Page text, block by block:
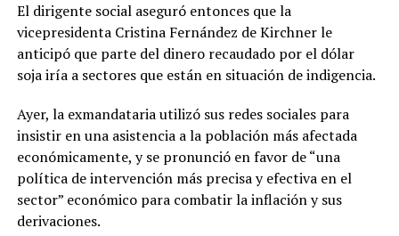
El dirigente social aseguró entonces que la
vicepresidenta Cristina Fernández de Kirchner le
anticipó que parte del dinero recaudado por el dólar
soja iría a sectores que están en situación de indigencia.
Ayer, la exmandataria utilizó sus redes sociales para
insistir en una asistencia a la población más afectada
económicamente, y se pronunció en favor de “una
política de intervención más precisa y efectiva en el
sector” económico para combatir la inflación y sus
derivaciones.